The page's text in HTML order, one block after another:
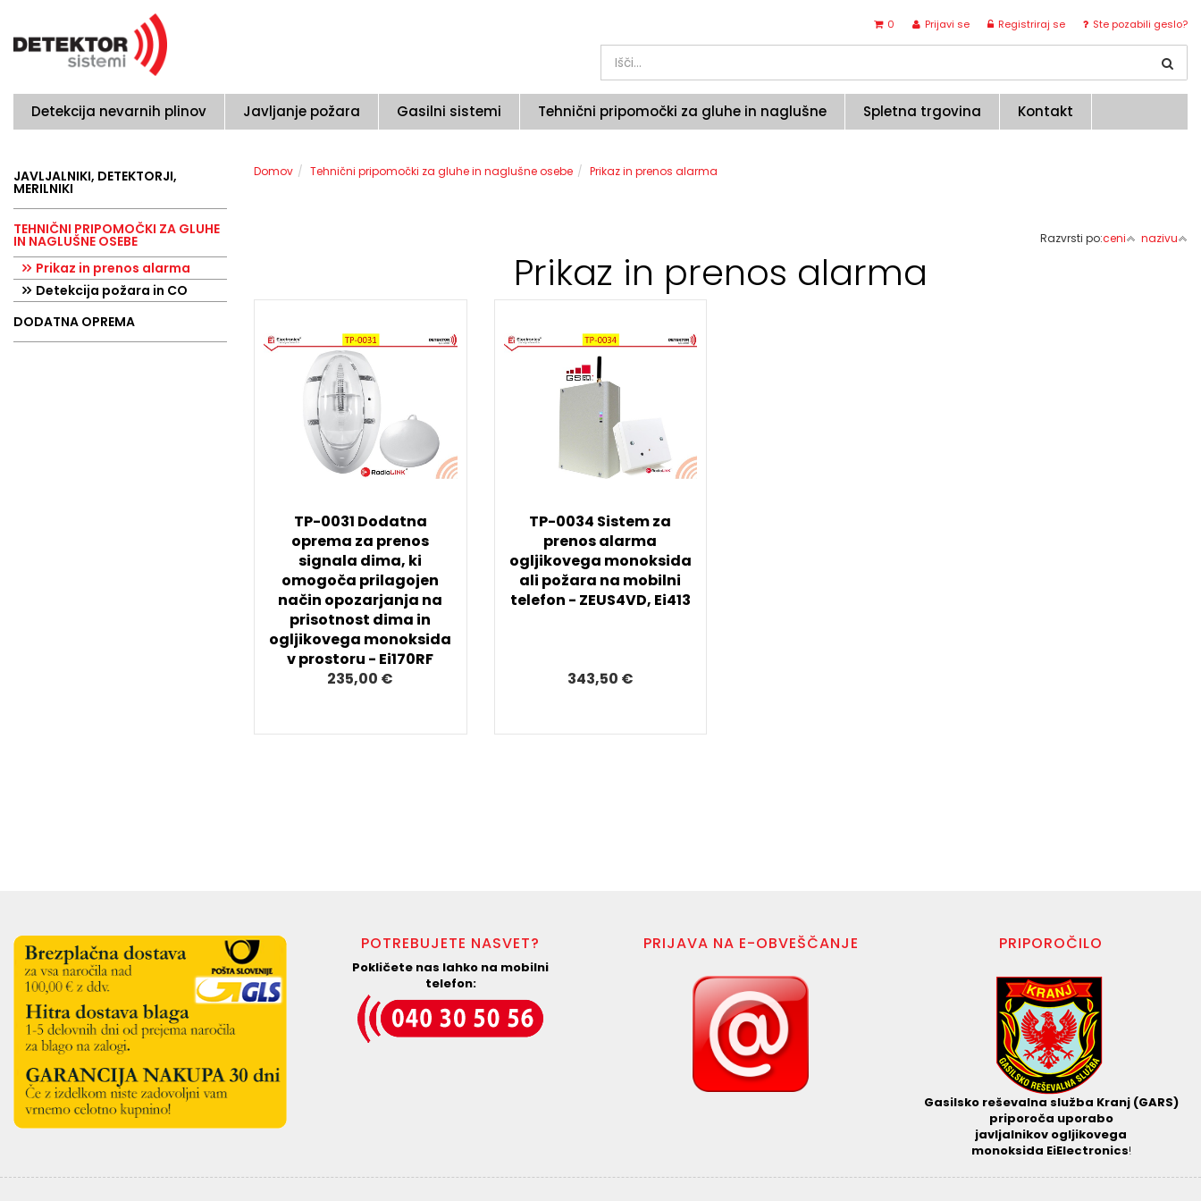
Prijavi se Registriraj se Ste pozabili geslo?
0
Detekcija nevarnih plinov Javljanje požara Gasilni sistemi Tehnični pripomočki za gluhe in naglušne Spletna trgovina Kontakt
JAVLJALNIKI, DETEKTORJI,
MERILNIKI
TEHNIČNI PRIPOMOČKI ZA GLUHE
IN NAGLUŠNE OSEBE
Prikaz in prenos alarma
Detekcija požara in CO
DODATNA OPREMA
Domov Tehnični pripomočki za gluhe in naglušne osebe Prikaz in prenos alarma
Razvrsti po:ceni nazivu
Prikaz in prenos alarma
TP-0031 Dodatna
oprema za prenos
signala dima, ki
omogoča prilagojen
način opozarjanja na
prisotnost dima in
ogljikovega monoksida
v prostoru - Ei170RF
235,00 €
TP-0034 Sistem za
prenos alarma
ogljikovega monoksida
ali požara na mobilni
telefon - ZEUS4VD, Ei413
343,50 €
POTREBUJETE NASVET?
Pokličete nas lahko na mobilni
telefon:
PRIJAVA NA E-OBVEŠČANJE PRIPOROČILO
Gasilsko reševalna služba Kranj (GARS)
priporoča uporabo
javljalnikov ogljikovega
monoksida EiElectronics!